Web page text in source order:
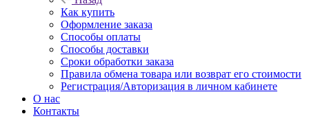
Как купить
Оформление заказа
Способы оплаты
Способы доставки
Сроки обработки заказа
Правила обмена товара или возврат его стоимости
Регистрация/Авторизация в личном кабинете
О нас
Контакты